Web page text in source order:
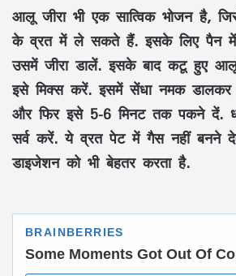
आलू जीरा भी एक सात्विक भोजन है,
के व्रत में ले सकते हैं. इसके लिए पैन
उसमें जीरा डालें. इसके बाद कटू हुए
इसे मिक्स करें. इसमें सेंधा नमक
और फिर इसे 5-6 मिनट तक पकने दें.
सर्व करें. ये व्रत पेट में गैस नहीं बनने
डाइजेशन को भी बेहतर करता है.